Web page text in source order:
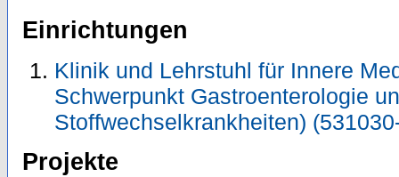
Einrichtungen
Klinik und Lehrstuhl für Innere
Schwerpunkt Gastroenterologie
Stoffwechselkrankheiten)
Projekte